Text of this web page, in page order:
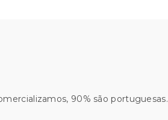
90% são portuguesas.